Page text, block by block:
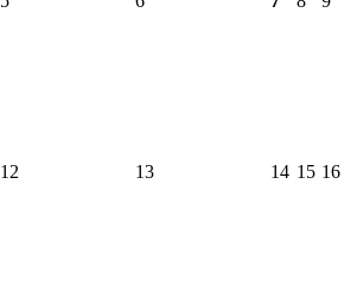
12 13 14 15 16